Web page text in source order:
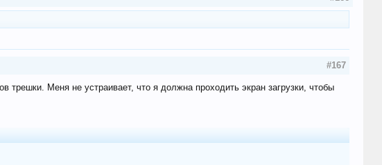
#167
Меня не устраивает, что я должна проходить экран загрузки, чтобы